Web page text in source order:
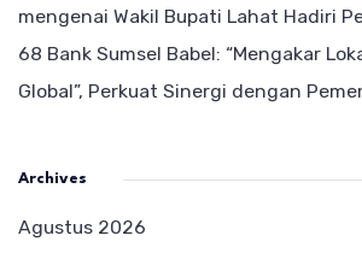
mengenai Wakil Bupati Lahat Hadiri
68 Bank Sumsel Babel: “Mengakar
Global”, Perkuat Sinergi dengan
Archives
Agustus 2026